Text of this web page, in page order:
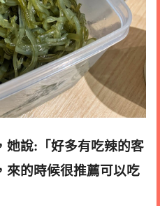
她說:「好多有吃辣的客
來的時候很推薦可以吃